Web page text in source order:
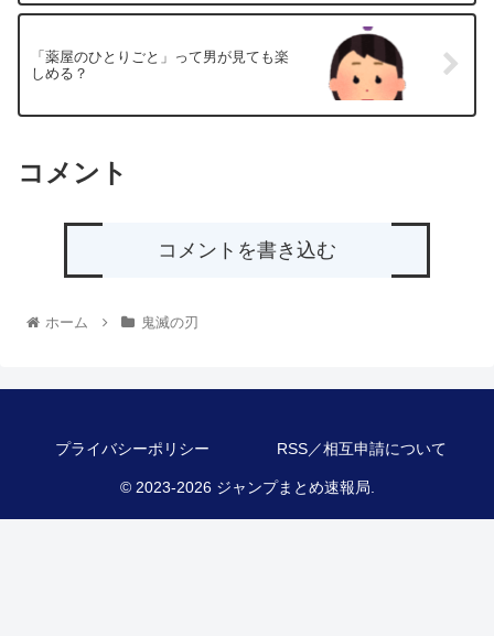
「薬屋のひとりごと」って男が見ても楽
しめる？
コメント
コメントを書き込む
ホーム 鬼滅の刃
プライバシーポリシー RSS／相互申請について
© 2023-2026 ジャンプまとめ速報局.